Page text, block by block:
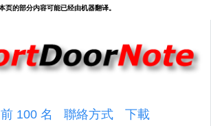
前 100 名 聯絡方式 下載